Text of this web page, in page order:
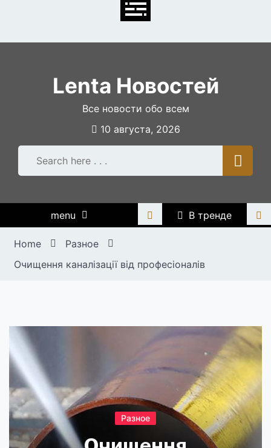
Lenta Новостей
Все новости обо всем
10 августа, 2026
menu В тренде
Home
Разное
Очищення каналізації від професіоналів
Разное